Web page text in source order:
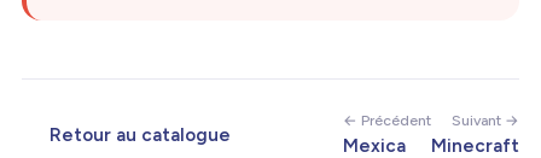
Retour au catalogue
← Précédent
Mexica
Suivant →
Minecraft